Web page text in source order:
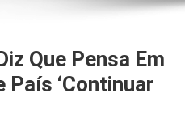
Que Pensa Em
País ‘continuar